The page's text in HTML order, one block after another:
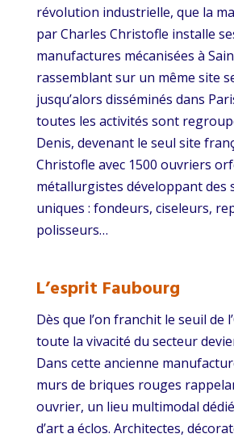
révolution industrielle, que la
par Charles Christofle installe
manufactures mécanisées à
rassemblant sur un même site
jusqu’alors disséminés dans
toutes les activités sont
Denis, devenant le seul site
Christofle avec 1500 ouvriers
métallurgistes développant des
uniques : fondeurs, ciseleurs,
polisseurs…
L’esprit Faubourg
Dès que l’on franchit le seuil de
toute la vivacité du secteur
Dans cette ancienne
murs de briques rouges
ouvrier, un lieu multimodal
d’art a éclos. Architectes,